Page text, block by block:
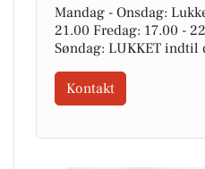
Mandag - Onsdag:
21.00 Fredag: 17.00 -
Søndag: LUKKET indtil
Kontakt